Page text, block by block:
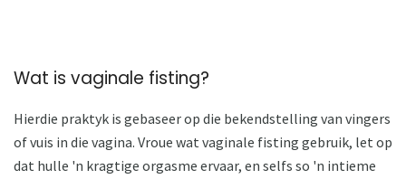
Wat is vaginale fisting?
Hierdie praktyk is gebaseer op die bekendstelling van vingers
of vuis in die vagina. Vroue wat vaginale fisting gebruik, let op
dat hulle 'n kragtige orgasme ervaar, en selfs so 'n intieme